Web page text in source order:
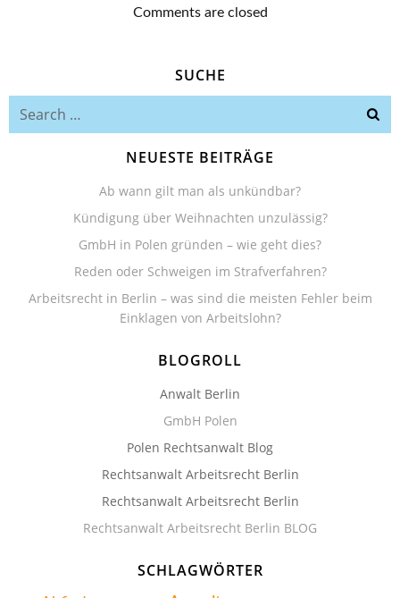
Comments are closed
SUCHE
NEUESTE BEITRÄGE
Ab wann gilt man als unkündbar?
Kündigung über Weihnachten unzulässig?
GmbH in Polen gründen – wie geht dies?
Reden oder Schweigen im Strafverfahren?
Arbeitsrecht in Berlin – was sind die meisten Fehler beim
Einklagen von Arbeitslohn?
BLOGROLL
Anwalt Berlin
GmbH Polen
Polen Rechtsanwalt Blog
Rechtsanwalt Arbeitsrecht Berlin
Rechtsanwalt Arbeitsrecht Berlin
Rechtsanwalt Arbeitsrecht Berlin BLOG
SCHLAGWÖRTER